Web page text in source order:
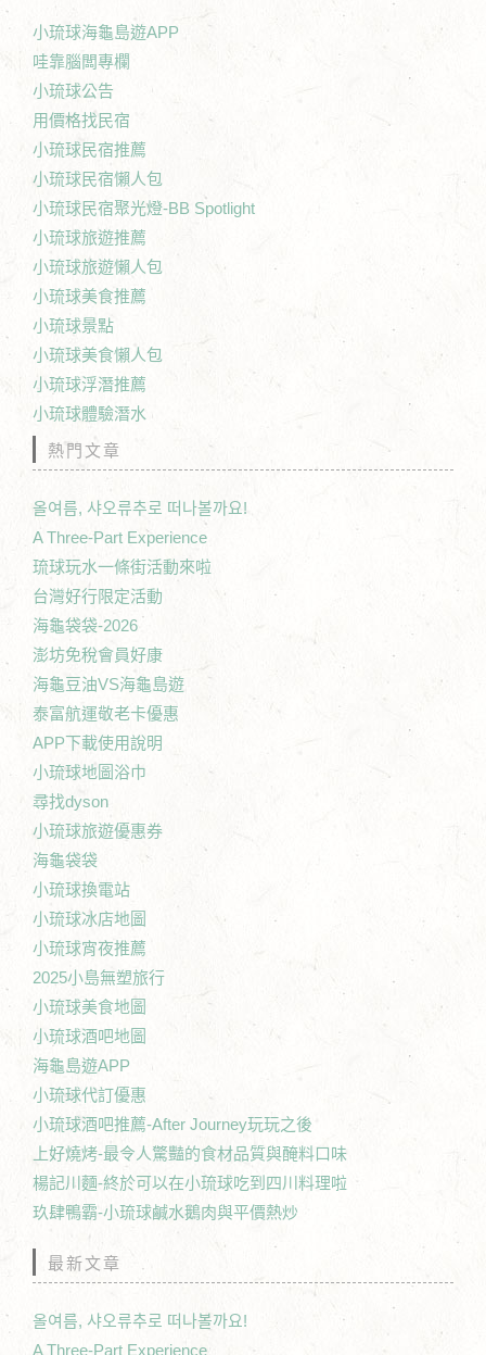
小琉球海龜島遊APP
哇靠腦闆專欄
小琉球公告
用價格找民宿
小琉球民宿推薦
小琉球民宿懶人包
小琉球民宿聚光燈-BB Spotlight
小琉球旅遊推薦
小琉球旅遊懶人包
小琉球美食推薦
小琉球景點
小琉球美食懶人包
小琉球浮潛推薦
小琉球體驗潛水
熱門文章
올여름, 샤오류추로 떠나볼까요!
A Three-Part Experience
琉球玩水一條街活動來啦
台灣好行限定活動
海龜袋袋-2026
澎坊免稅會員好康
海龜豆油VS海龜島遊
泰富航運敬老卡優惠
APP下載使用說明
小琉球地圖浴巾
尋找dyson
小琉球旅遊優惠券
海龜袋袋
小琉球換電站
小琉球冰店地圖
小琉球宵夜推薦
2025小島無塑旅行
小琉球美食地圖
小琉球酒吧地圖
海龜島遊APP
小琉球代訂優惠
小琉球酒吧推薦-After Journey玩玩之後
上好燒烤-最令人驚豔的食材品質與醃料口味
楊記川麵-終於可以在小琉球吃到四川料理啦
玖肆鴨霸-小琉球鹹水鵝肉與平價熱炒
最新文章
올여름, 샤오류추로 떠나볼까요!
A Three-Part Experience